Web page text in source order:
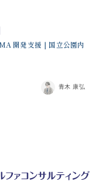
ル・旅館・観光業の事
開発支援｜国立公園内
青木 康弘